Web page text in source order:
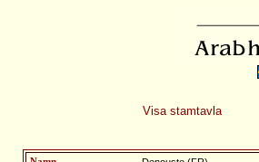
Visa stamtavla